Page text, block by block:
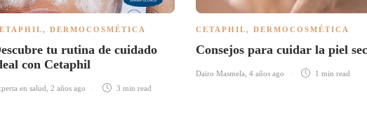
, DERMOCOSMÉTICA
tu rutina de cuidado
con Cetaphil
en salud 2 años ago 3 min read
CETAPHIL, DERMOCOSMÉTICA
Consejos para cuidar la piel
Dairo Masmela 4 años ago 1 min read